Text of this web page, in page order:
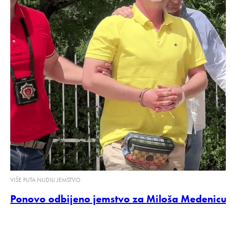
VIŠE PUTA NUDILI JEMSTVO
Ponovo odbijeno jemstvo za Miloša Medenicu